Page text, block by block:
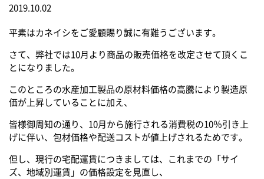
2019.10.02
平素はカネイシをご愛顧賜り誠に有難うございます。
さて、弊社では10月より商品の販売価格を改定させて頂くこ
とになりました。
このところの水産加工製品の原材料価格の高騰により製造原
価が上昇していることに加え、
皆様御周知の通り、10月から施行される消費税の10％引き上
げに伴い、包材価格や配送コストが値上げされるためです。
但し、現行の宅配運賃につきましては、これまでの「サイ
ズ、地域別運賃」の価格設定を見直し、